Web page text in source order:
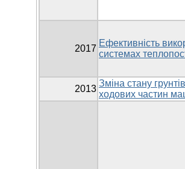
2017
Ефективність
системах
2013
Зміна стану
ходових частин